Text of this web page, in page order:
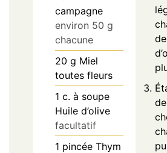
campagne
environ 50 g
chacune
20 g Miel
toutes fleurs
1 c. à soupe
Huile d’olive
facultatif
1 pincée Thym